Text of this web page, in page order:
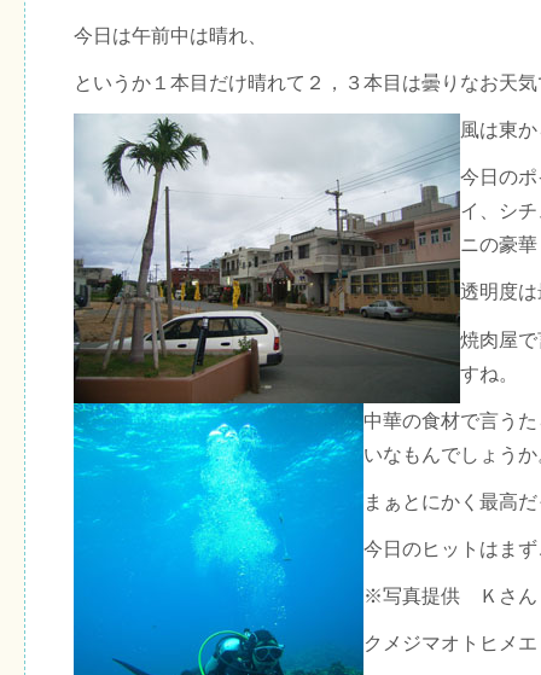
今日は午前中は晴れ、
というか１本目だけ晴れて２，３本目は曇りなお天
風は東
今日の
イ、シ
ニの豪
透明度
焼肉屋
すね。
中華の食材で言う
いなもんでしょうか
まぁとにかく最高
今日のヒットはま
※写真提供 Ｋさん
クメジマオトヒメ